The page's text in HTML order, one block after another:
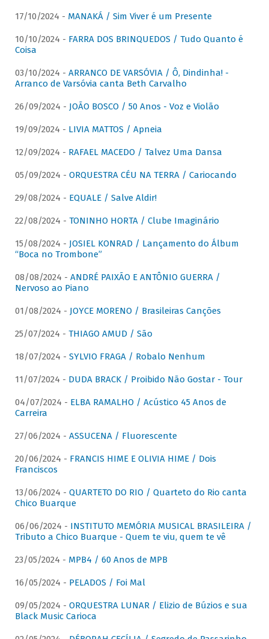
17/10/2024 - MANAKÁ / Sim Viver é um Presente
10/10/2024 - FARRA DOS BRINQUEDOS / Tudo Quanto é
Coisa
03/10/2024 - ARRANCO DE VARSÓVIA / Ô, Dindinha! -
Arranco de Varsóvia canta Beth Carvalho
26/09/2024 - JOÃO BOSCO / 50 Anos - Voz e Violão
19/09/2024 - LIVIA MATTOS / Apneia
12/09/2024 - RAFAEL MACEDO / Talvez Uma Dansa
05/09/2024 - ORQUESTRA CÉU NA TERRA / Cariocando
29/08/2024 - EQUALE / Salve Aldir!
22/08/2024 - TONINHO HORTA / Clube Imaginário
15/08/2024 - JOSIEL KONRAD / Lançamento do Álbum
“Boca no Trombone”
08/08/2024 - ANDRÉ PAIXÃO E ANTÔNIO GUERRA /
Nervoso ao Piano
01/08/2024 - JOYCE MORENO / Brasileiras Canções
25/07/2024 - THIAGO AMUD / São
18/07/2024 - SYLVIO FRAGA / Robalo Nenhum
11/07/2024 - DUDA BRACK / Proibido Não Gostar - Tour
04/07/2024 - ELBA RAMALHO / Acústico 45 Anos de
Carreira
27/06/2024 - ASSUCENA / Fluorescente
20/06/2024 - FRANCIS HIME E OLIVIA HIME / Dois
Franciscos
13/06/2024 - QUARTETO DO RIO / Quarteto do Rio canta
Chico Buarque
06/06/2024 - INSTITUTO MEMÓRIA MUSICAL BRASILEIRA /
Tributo a Chico Buarque - Quem te viu, quem te vê
23/05/2024 - MPB4 / 60 Anos de MPB
16/05/2024 - PELADOS / Foi Mal
09/05/2024 - ORQUESTRA LUNAR / Elizio de Búzios e sua
Black Music Carioca